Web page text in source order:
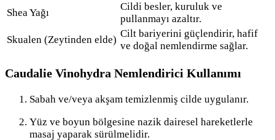
Shea Yağı
Cildi besler, kuruluk ve
pullanmayı azaltır.
Skualen (Zeytinden elde)
Cilt bariyerini güçlendirir, hafif
ve doğal nemlendirme sağlar.
Caudalie Vinohydra Nemlendirici Kullanımı
Sabah ve/veya akşam temizlenmiş cilde uygulanır.
Yüz ve boyun bölgesine nazik dairesel hareketlerle
masaj yaparak sürülmelidir.